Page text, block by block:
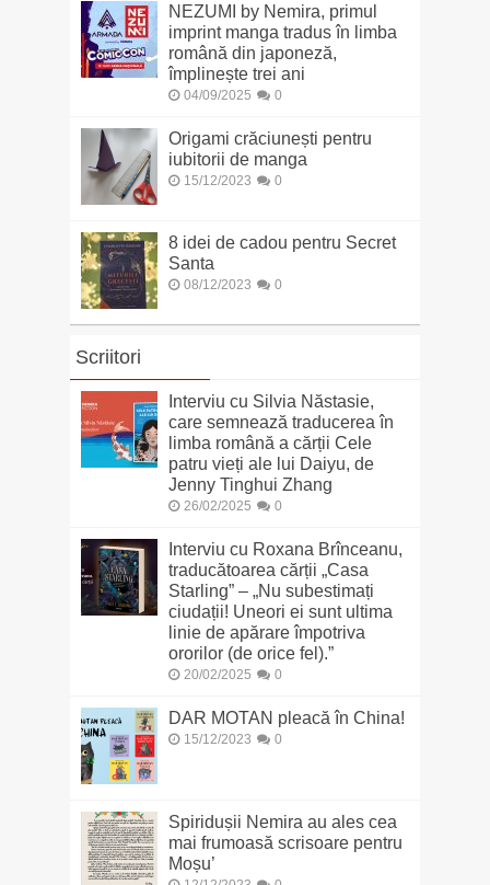
NEZUMI by Nemira, primul
imprint manga tradus în limba
română din japoneză,
împlinește trei ani
04/09/2025 0
Origami crăciunești pentru
iubitorii de manga
15/12/2023 0
8 idei de cadou pentru Secret
Santa
08/12/2023 0
Scriitori
Interviu cu Silvia Năstasie,
care semnează traducerea în
limba română a cărții Cele
patru vieți ale lui Daiyu, de
Jenny Tinghui Zhang
26/02/2025 0
Interviu cu Roxana Brînceanu,
traducătoarea cărții „Casa
Starling” – „Nu subestimați
ciudații! Uneori ei sunt ultima
linie de apărare împotriva
ororilor (de orice fel).”
20/02/2025 0
DAR MOTAN pleacă în China!
15/12/2023 0
Spiridușii Nemira au ales cea
mai frumoasă scrisoare pentru
Moșu’